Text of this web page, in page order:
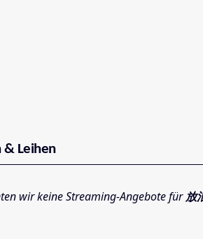
& Leihen
wir keine Streaming-Angebote für放